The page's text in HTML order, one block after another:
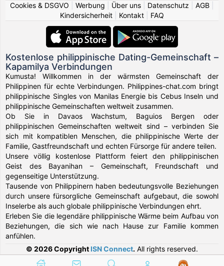
Cookies & DSGVO
Werbung Über uns Datenschutz AGB
Kindersicherheit
Kontakt FAQ
Kostenlose philippinische Dating-Gemeinschaft –
Kapamilya Verbindungen
Kumusta! Willkommen in der wärmsten Gemeinschaft der
Philippinen für echte Verbindungen. Philippines-chat.com bringt
philippinische Singles von Manilas Energie bis Cebus Inseln und
philippinische Gemeinschaften weltweit zusammen.
Ob Sie in Davaos Wachstum, Baguios Bergen oder
philippinischen Gemeinschaften weltweit sind – verbinden Sie
sich mit kompatiblen Menschen, die philippinische Werte der
Familie, Gastfreundschaft und echten Fürsorge für andere teilen.
Unsere völlig kostenlose Plattform feiert den philippinischen
Geist des Bayanihan – Gemeinschaft, Freundschaft und
gegenseitige Unterstützung.
Tausende von Philippinern haben bedeutungsvolle Beziehungen
durch unsere fürsorgliche Gemeinschaft aufgebaut, die sowohl
Inselerbe als auch globale philippinische Verbindungen ehrt.
Erleben Sie die legendäre philippinische Wärme beim Aufbau von
Beziehungen, die sich wie nach Hause zur Familie kommen
anfühlen.
© 2026 Copyright ISN Connect. All rights reserved.